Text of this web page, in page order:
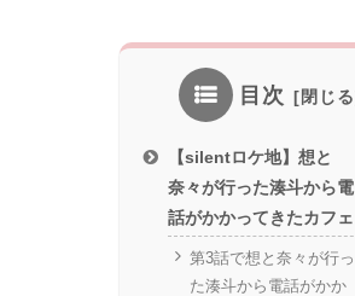
目次
【silentロケ地】想と
奈々が行った湊斗から電
話がかかってきたカフェ
第3話で想と奈々が行っ
た湊斗から電話がかか